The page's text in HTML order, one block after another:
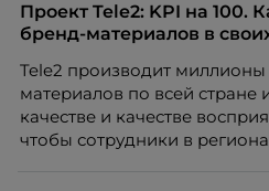
Проект Tele2: KPI на 100.
бренд-материалов в
Tele2 производит
материалов по всей стране
качестве и качестве
чтобы сотрудники в